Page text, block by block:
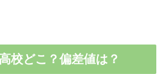
校どこ？偏差値は？